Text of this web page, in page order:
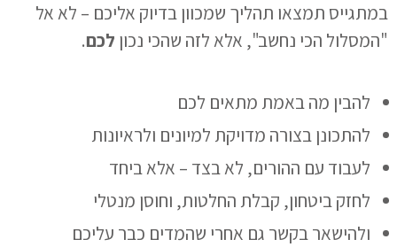
במתגייס תמצאו תהליך שמכוון בדיוק אליכם – לא אל
"המסלול הכי נחשב", אלא לזה שהכי נכון לכם.
להבין מה באמת מתאים לכם
להתכונן בצורה מדויקת למיונים ולראיונות
לעבוד עם ההורים, לא בצד – אלא ביחד
לחזק ביטחון, קבלת החלטות, וחוסן מנטלי
ולהישאר בקשר גם אחרי שהמדים כבר עליכם